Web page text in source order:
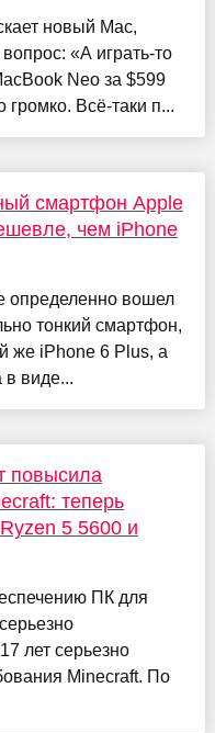
новый Mac,
«А играть-то
Neo за $599
громко. Всё-таки п...
смартфон Apple
чем iPhone
определенно вошел
тонкий смартфон,
же iPhone 6 Plus, а
в виде...
повысила
теперь
5 5600 и
ПК для
лет серьезно
Minecraft. По